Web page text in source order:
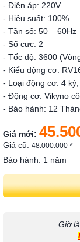
- Điện áp: 220V
- Hiệu suất: 100%
- Tần số: 50 – 60Hz
- Số cực: 2
- Tốc độ: 3600
- Kiểu động cơ:
- Loại động cơ: 4
- Động cơ: Vikyno
- Bảo hành: 12
Giá mới:
Giá cũ: 48.000.000 ₫
Bảo hành: 1 năm
Giờ